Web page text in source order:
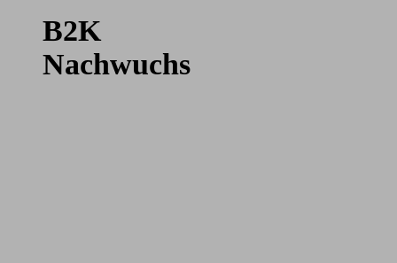
B2K
Nachwuchs